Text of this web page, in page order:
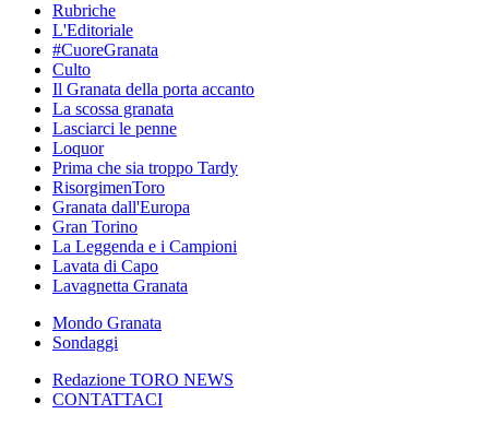
Rubriche
L'Editoriale
#CuoreGranata
Culto
Il Granata della porta accanto
La scossa granata
Lasciarci le penne
Loquor
Prima che sia troppo Tardy
RisorgimenToro
Granata dall'Europa
Gran Torino
La Leggenda e i Campioni
Lavata di Capo
Lavagnetta Granata
Mondo Granata
Sondaggi
Redazione TORO NEWS
CONTATTACI